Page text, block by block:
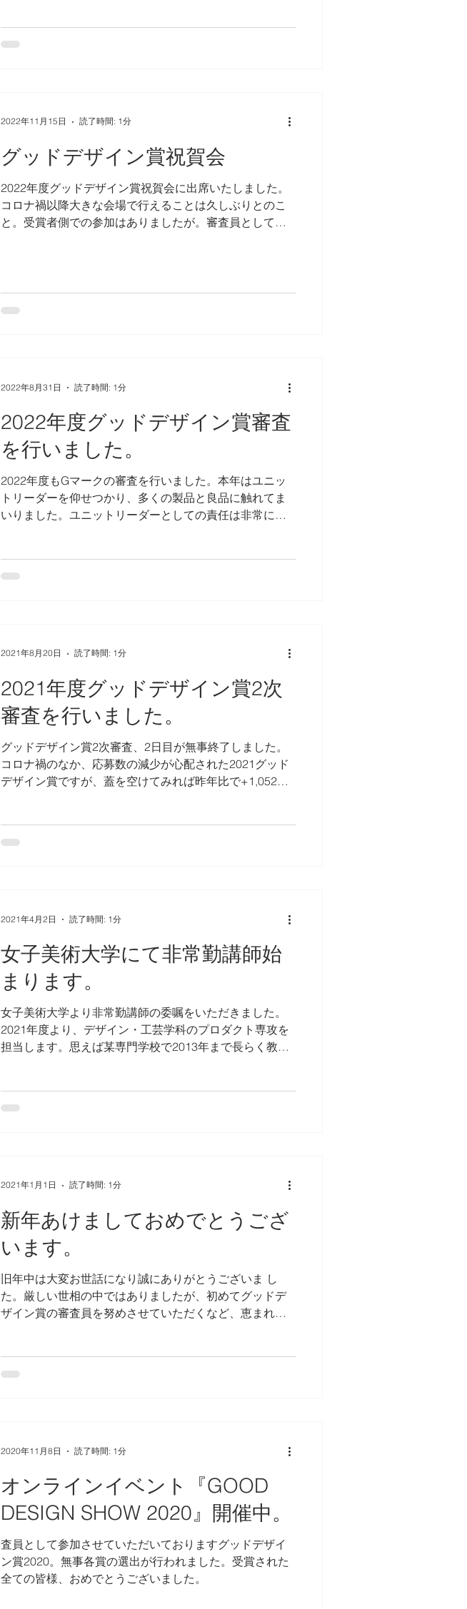
グッドデザイン賞祝賀会
2022年度グッドデザイン賞祝賀会に出席いたしました。
コロナ禍以降大きな会場で行えることは久しぶりとのこ
と。受賞者側での参加はありましたが。審査員としての
2022年11月15日 読了時間: 1分
2022年度グッドデザイン賞審査
を行いました。
2022年度もGマークの審査を行いました。本年はユニッ
トリーダーを仰せつかり、多くの製品と良品に触れてま
いりました。ユニットリーダーとしての責任は非常に重
2022年8月31日 読了時間: 1分
2021年度グッドデザイン賞2次
審査を行いました。
グッドデザイン賞2次審査、2日目が無事終了しました。
コロナ禍のなか、応募数の減少が心配された2021グッド
デザイン賞ですが、蓋を空けてみれば昨年比で+1,052
2021年8月20日 読了時間: 1分
女子美術大学にて非常勤講師始
まります。
女子美術大学より非常勤講師の委嘱をいただきました。
2021年度より、デザイン・工芸学科のプロダクト専攻を
担当します。思えば某専門学校で2013年まで長らく教え
2021年4月2日 読了時間: 1分
新年あけましておめでとうござ
います。
旧年中は大変お世話になり誠にありがとうございま し
た。厳しい世相の中ではありましたが、初めてグッドデ
ザイン賞の審査員を努めさせていただくなど、恵まれた
2021年1月1日 読了時間: 1分
オンラインイベント『GOOD
DESIGN SHOW 2020』開催中。
査員として参加させていただいておりますグッドデザイ
ン賞2020。無事各賞の選出が行われました。受賞された
全ての皆様、おめでとうございました。
2020年11月8日 読了時間: 1分